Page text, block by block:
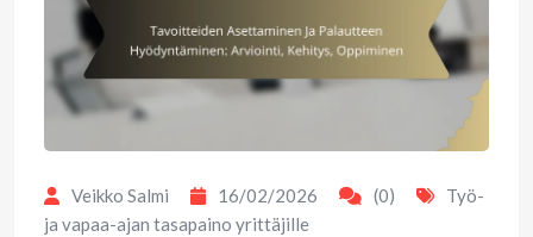
Veikko Salmi 16/02/2026 (0)
Työ-
ja vapaa-ajan tasapaino yrittäjille